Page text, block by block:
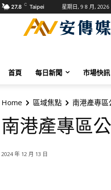
27.8 C Taipei 星期日, 9 8 月, 2026
首頁 每日新聞 市場快訊
Home 區域焦點 南港產專區
南港產專區
2024 年 12 月 13 日